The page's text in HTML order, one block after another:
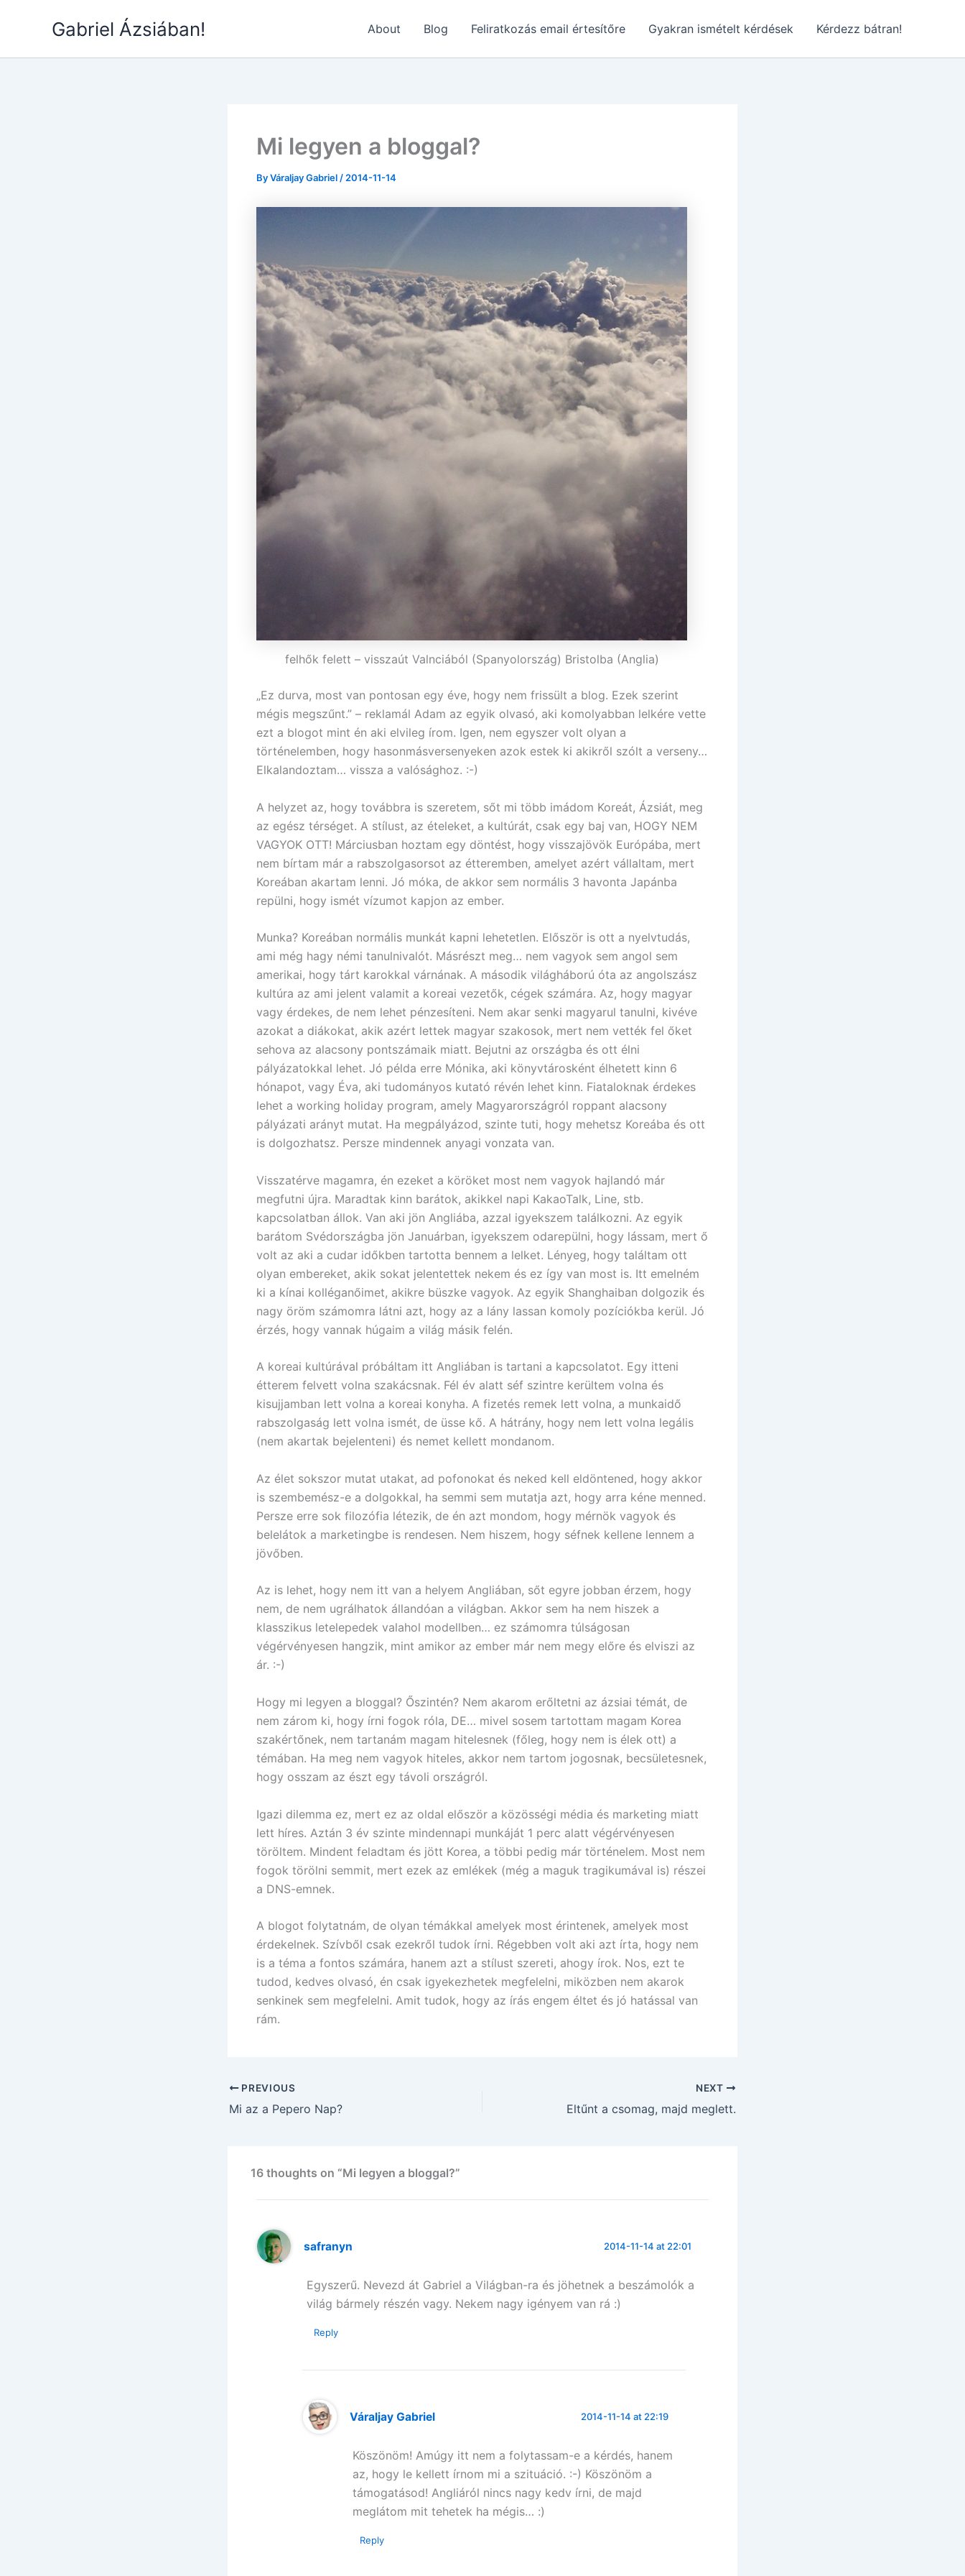
Gabriel Ázsiában! About Blog Feliratkozás email értesítőre Gyakran ismételt kérdések Kérdezz bátran!
Mi legyen a bloggal?
ByVáraljay Gabriel / 2014-11-14
felhők felett – visszaút Valnciából (Spanyolország) Bristolba (Anglia)
„Ez durva, most van pontosan egy éve, hogy nem frissült a blog. Ezek szerint
mégis megszűnt.” – reklamál Adam az egyik olvasó, aki komolyabban lelkére vette
ezt a blogot mint én aki elvileg írom. Igen, nem egyszer volt olyan a
történelemben, hogy hasonmásversenyeken azok estek ki akikről szólt a verseny…
Elkalandoztam… vissza a valósághoz. :-)
A helyzet az, hogy továbbra is szeretem, sőt mi több imádom Koreát, Ázsiát, meg
az egész térséget. A stílust, az ételeket, a kultúrát, csak egy baj van, HOGY NEM
VAGYOK OTT! Márciusban hoztam egy döntést, hogy visszajövök Európába, mert
nem bírtam már a rabszolgasorsot az étteremben, amelyet azért vállaltam, mert
Koreában akartam lenni. Jó móka, de akkor sem normális 3 havonta Japánba
repülni, hogy ismét vízumot kapjon az ember.
Munka? Koreában normális munkát kapni lehetetlen. Először is ott a nyelvtudás,
ami még hagy némi tanulnivalót. Másrészt meg… nem vagyok sem angol sem
amerikai, hogy tárt karokkal várnának. A második világháború óta az angolszász
kultúra az ami jelent valamit a koreai vezetők, cégek számára. Az, hogy magyar
vagy érdekes, de nem lehet pénzesíteni. Nem akar senki magyarul tanulni, kivéve
azokat a diákokat, akik azért lettek magyar szakosok, mert nem vették fel őket
sehova az alacsony pontszámaik miatt. Bejutni az országba és ott élni
pályázatokkal lehet. Jó példa erre Mónika, aki könyvtárosként élhetett kinn 6
hónapot, vagy Éva, aki tudományos kutató révén lehet kinn. Fiataloknak érdekes
lehet a working holiday program, amely Magyarországról roppant alacsony
pályázati arányt mutat. Ha megpályázod, szinte tuti, hogy mehetsz Koreába és ott
is dolgozhatsz. Persze mindennek anyagi vonzata van.
Visszatérve magamra, én ezeket a köröket most nem vagyok hajlandó már
megfutni újra. Maradtak kinn barátok, akikkel napi KakaoTalk, Line, stb.
kapcsolatban állok. Van aki jön Angliába, azzal igyekszem találkozni. Az egyik
barátom Svédországba jön Januárban, igyekszem odarepülni, hogy lássam, mert ő
volt az aki a cudar időkben tartotta bennem a lelket. Lényeg, hogy találtam ott
olyan embereket, akik sokat jelentettek nekem és ez így van most is. Itt emelném
ki a kínai kolléganőimet, akikre büszke vagyok. Az egyik Shanghaiban dolgozik és
nagy öröm számomra látni azt, hogy az a lány lassan komoly pozíciókba kerül. Jó
érzés, hogy vannak húgaim a világ másik felén.
A koreai kultúrával próbáltam itt Angliában is tartani a kapcsolatot. Egy itteni
étterem felvett volna szakácsnak. Fél év alatt séf szintre kerültem volna és
kisujjamban lett volna a koreai konyha. A fizetés remek lett volna, a munkaidő
rabszolgaság lett volna ismét, de üsse kő. A hátrány, hogy nem lett volna legális
(nem akartak bejelenteni) és nemet kellett mondanom.
Az élet sokszor mutat utakat, ad pofonokat és neked kell eldöntened, hogy akkor
is szembemész-e a dolgokkal, ha semmi sem mutatja azt, hogy arra kéne menned.
Persze erre sok filozófia létezik, de én azt mondom, hogy mérnök vagyok és
belelátok a marketingbe is rendesen. Nem hiszem, hogy séfnek kellene lennem a
jövőben.
Az is lehet, hogy nem itt van a helyem Angliában, sőt egyre jobban érzem, hogy
nem, de nem ugrálhatok állandóan a világban. Akkor sem ha nem hiszek a
klasszikus letelepedek valahol modellben… ez számomra túlságosan
végérvényesen hangzik, mint amikor az ember már nem megy előre és elviszi az
ár. :-)
Hogy mi legyen a bloggal? Őszintén? Nem akarom erőltetni az ázsiai témát, de
nem zárom ki, hogy írni fogok róla, DE… mivel sosem tartottam magam Korea
szakértőnek, nem tartanám magam hitelesnek (főleg, hogy nem is élek ott) a
témában. Ha meg nem vagyok hiteles, akkor nem tartom jogosnak, becsületesnek,
hogy osszam az észt egy távoli országról.
Igazi dilemma ez, mert ez az oldal először a közösségi média és marketing miatt
lett híres. Aztán 3 év szinte mindennapi munkáját 1 perc alatt végérvényesen
töröltem. Mindent feladtam és jött Korea, a többi pedig már történelem. Most nem
fogok törölni semmit, mert ezek az emlékek (még a maguk tragikumával is) részei
a DNS-emnek.
A blogot folytatnám, de olyan témákkal amelyek most érintenek, amelyek most
érdekelnek. Szívből csak ezekről tudok írni. Régebben volt aki azt írta, hogy nem
is a téma a fontos számára, hanem azt a stílust szereti, ahogy írok. Nos, ezt te
tudod, kedves olvasó, én csak igyekezhetek megfelelni, miközben nem akarok
senkinek sem megfelelni. Amit tudok, hogy az írás engem éltet és jó hatással van
rám.
PREVIOUS
Mi az a Pepero Nap?
NEXT
Eltűnt a csomag, majd meglett.
16 thoughts on “Mi legyen a bloggal?”
safranyn 2014-11-14 at 22:01
Egyszerű. Nevezd át Gabriel a Világban-ra és jöhetnek a beszámolók a
világ bármely részén vagy. Nekem nagy igényem van rá :)
Reply
Váraljay Gabriel 2014-11-14 at 22:19
Köszönöm! Amúgy itt nem a folytassam-e a kérdés, hanem
az, hogy le kellett írnom mi a szituáció. :-) Köszönöm a
támogatásod! Angliáról nincs nagy kedv írni, de majd
meglátom mit tehetek ha mégis… :)
Reply